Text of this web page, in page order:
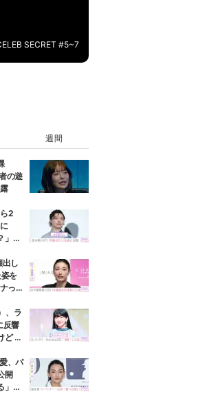
SECRET #5~7
週間
の遊
2
」な
出し
を
っぽ
、ラ
反響
ど 最
、パ
開
」感